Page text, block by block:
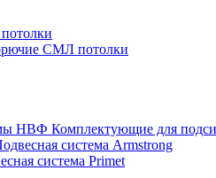
СМЛ потолки
Комплектующие для
система Armstrong
система Primet